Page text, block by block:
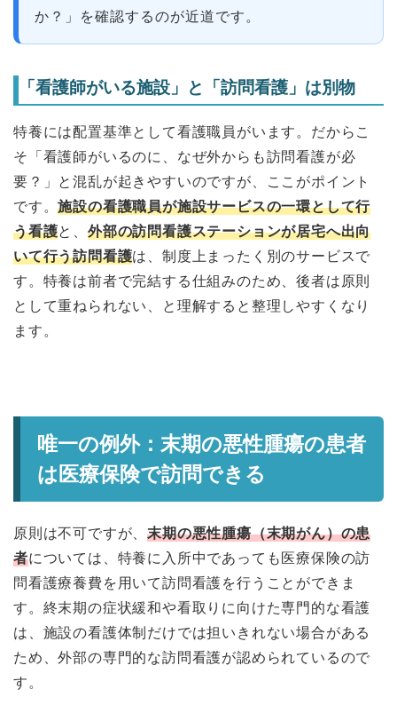
か？」を確認するのが近道です。
「看護師がいる施設」と「訪問看護」は別物
特養には配置基準として看護職員がいます。だからこ
そ「看護師がいるのに、なぜ外からも訪問看護が必
要？」と混乱が起きやすいのですが、ここがポイント
です。施設の看護職員が施設サービスの一環として行
う看護と、外部の訪問看護ステーションが居宅へ出向
いて行う訪問看護は、制度上まったく別のサービスで
す。特養は前者で完結する仕組みのため、後者は原則
として重ねられない、と理解すると整理しやすくなり
ます。
唯一の例外：末期の悪性腫瘍の患者
は医療保険で訪問できる
原則は不可ですが、末期の悪性腫瘍（末期がん）の患
者については、特養に入所中であっても医療保険の訪
問看護療養費を用いて訪問看護を行うことができま
す。終末期の症状緩和や看取りに向けた専門的な看護
は、施設の看護体制だけでは担いきれない場合がある
ため、外部の専門的な訪問看護が認められているので
す。